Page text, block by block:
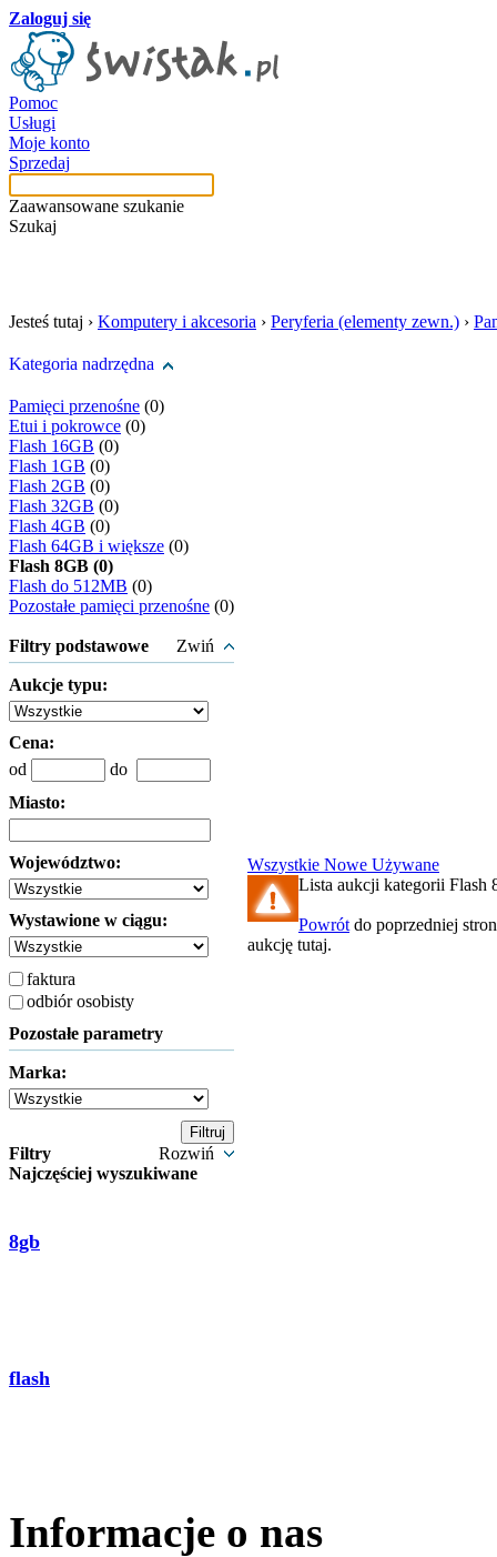
Zaloguj się
Pomoc
Usługi
Moje konto
Sprzedaj
Zaawansowane szukanie
Szukaj
Jesteś tutaj › Komputery i akcesoria › Peryferia (elementy zewn.) ›
Kategoria nadrzędna
Pamięci przenośne (0)
Etui i pokrowce (0)
Flash 16GB (0)
Flash 1GB (0)
Flash 2GB (0)
Flash 32GB (0)
Flash 4GB (0)
Flash 64GB i większe (0)
Flash 8GB (0)
Flash do 512MB (0)
Pozostałe pamięci przenośne (0)
Filtry podstawowe Zwiń
Aukcje typu:
Cena:
od
do
Miasto:
Województwo:
Wystawione w ciągu:
faktura
odbiór osobisty
Pozostałe parametry
Marka:
Filtry
Rozwiń
Najczęściej wyszukiwane
8gb
flash
Wszystkie Nowe Używane
Lista aukcji kategorii Flash
Powrót do poprzedniej
aukcję tutaj.
Informacje o nas